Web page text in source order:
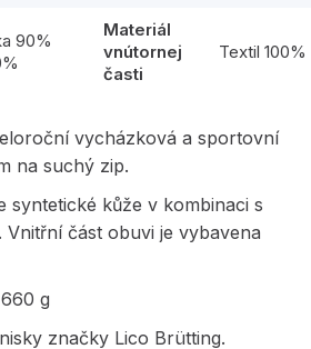
90%
Materiál
vnútornej
časti
Textil 100%
vycházková a sportovní
na suchý zip.
syntetické kůže v kombinaci s
Vnitřní část obuvi je vybavena
g
značky Lico Brütting.